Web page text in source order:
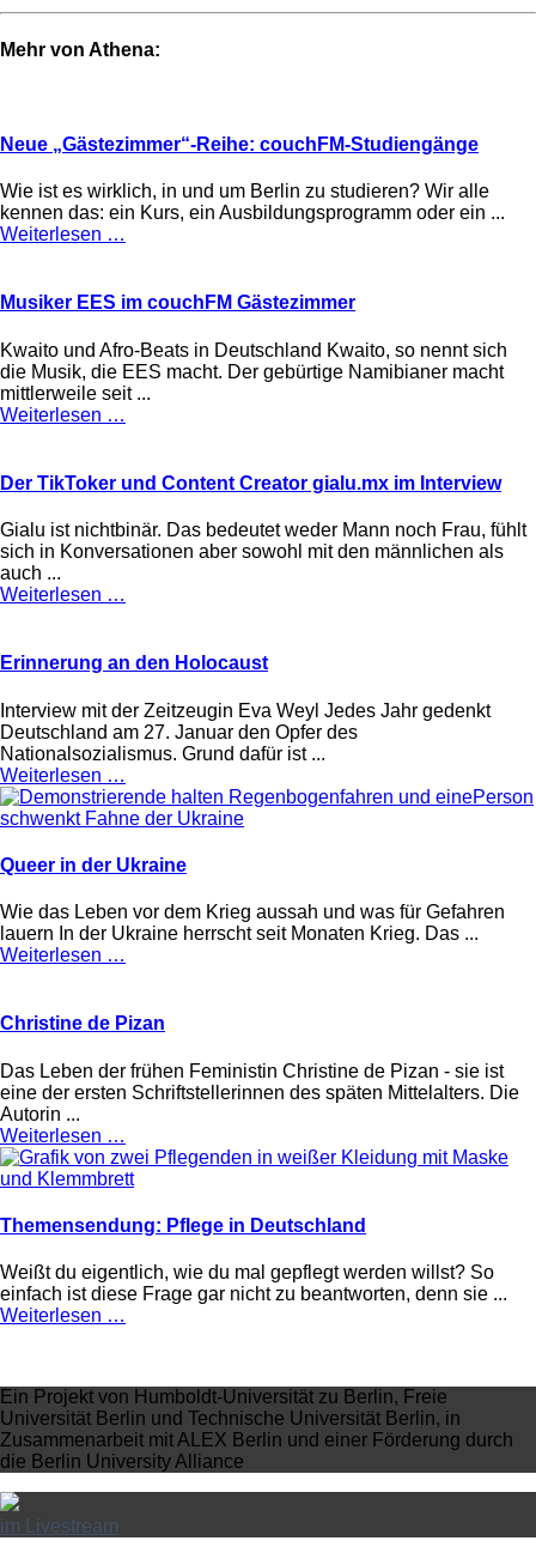
Mehr von Athena:
Neue „Gästezimmer“-Reihe: couchFM-Studiengänge
Wie ist es wirklich, in und um Berlin zu studieren? Wir alle
kennen das: ein Kurs, ein Ausbildungsprogramm oder ein ...
Weiterlesen …
Musiker EES im couchFM Gästezimmer
Kwaito und Afro-Beats in Deutschland Kwaito, so nennt sich
die Musik, die EES macht. Der gebürtige Namibianer macht
mittlerweile seit ...
Weiterlesen …
Der TikToker und Content Creator gialu.mx im Interview
Gialu ist nichtbinär. Das bedeutet weder Mann noch Frau, fühlt
sich in Konversationen aber sowohl mit den männlichen als
auch ...
Weiterlesen …
Erinnerung an den Holocaust
Interview mit der Zeitzeugin Eva Weyl Jedes Jahr gedenkt
Deutschland am 27. Januar den Opfer des
Nationalsozialismus. Grund dafür ist ...
Weiterlesen …
Queer in der Ukraine
Wie das Leben vor dem Krieg aussah und was für Gefahren
lauern In der Ukraine herrscht seit Monaten Krieg. Das ...
Weiterlesen …
Christine de Pizan
Das Leben der frühen Feministin Christine de Pizan - sie ist
eine der ersten Schriftstellerinnen des späten Mittelalters. Die
Autorin ...
Weiterlesen …
Themensendung: Pflege in Deutschland
Weißt du eigentlich, wie du mal gepflegt werden willst? So
einfach ist diese Frage gar nicht zu beantworten, denn sie ...
Weiterlesen …
Ein Projekt von Humboldt-Universität zu Berlin, Freie
Universität Berlin und Technische Universität Berlin, in
Zusammenarbeit mit ALEX Berlin und einer Förderung durch
die Berlin University Alliance
im Livestream